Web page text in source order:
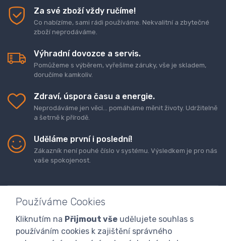
Za své zboží vždy ručíme!
Co nabízíme, sami rádi používáme. Nekvalitní a zbytečné
zboží neprodáváme.
Výhradní dovozce a servis.
Pomůžeme s výběrem, vyřešíme záruky, vše je skladem,
doručíme kamkoliv.
Zdraví, úspora času a energie.
Neprodáváme jen věci... pomáháme měnit životy. Udržitelně
a šetrně k přírodě.
Uděláme první i poslední!
Zákazník není pouhé číslo v systému. Výsledkem je pro nás
vaše spokojenost.
Doprava a platba zboží Kontaktujte nás
Používáme Cookies
Kliknutím na Přijmout vše udělujete souhlas s
používáním cookies k zajištění správného